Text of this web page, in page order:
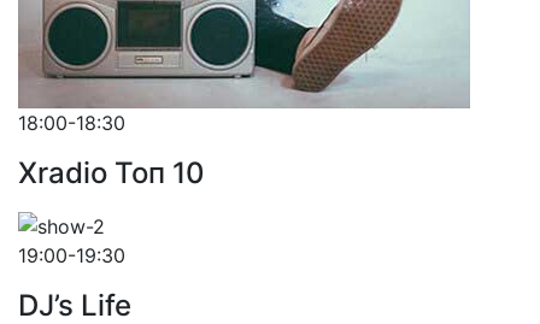
18:00-18:30
Xradio Топ 10
19:00-19:30
DJ’s Life